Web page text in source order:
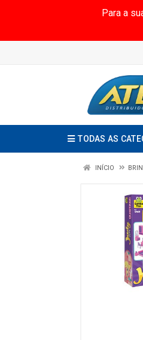
Para a
TODAS AS
INÍCIO